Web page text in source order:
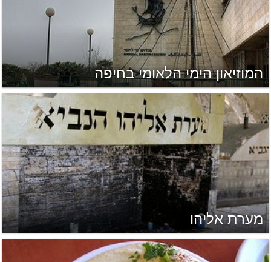
המוזיאון הימי הלאומי בחיפה
מערת אליהו